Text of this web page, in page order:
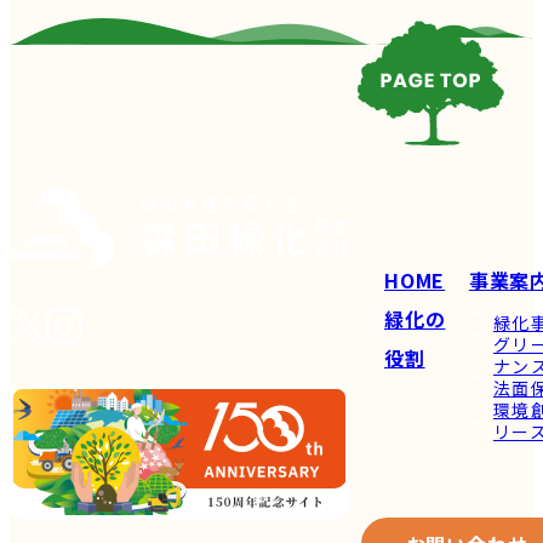
HOME
緑化の
役割
事業案
緑化
グリ
ナン
法面
環境
リー